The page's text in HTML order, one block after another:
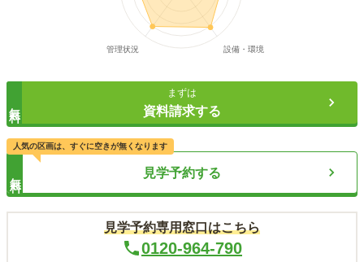
まずは
資料請求する
見学予約する
人気の区画は、すぐに空きが無くなります
見学予約専用窓口はこちら
0120-964-790